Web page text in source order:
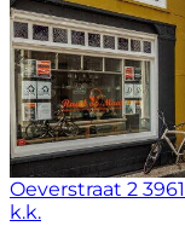
Oeverstraat 2
k.k.